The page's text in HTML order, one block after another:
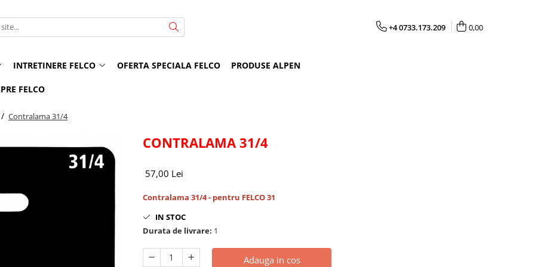
+4 0733.173.209 0,00
INTRETINERE FELCO OFERTA SPECIALA FELCO PRODUSE ALPEN
FELCO
/ Contralama 31/4
CONTRALAMA 31/4
57,00 Lei
Contralama 31/4 - pentru FELCO31
IN STOC
Durata de livrare: 1
Adauga in cos